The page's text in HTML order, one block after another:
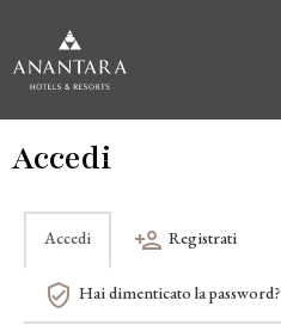
Accedi
Schede
primarie
Accedi Registrati
Hai dimenticato la password?